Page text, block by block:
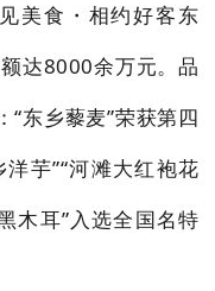
美食・相约好客东
达8000余万元。品
“东乡藜麦”荣获第四
芋”“河滩大红袍花
木耳”入选全国名特